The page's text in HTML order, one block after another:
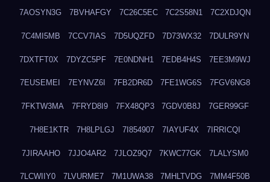
7AOSYN3G 7BVHAFGY 7C26C5EC 7C2S58N1 7C2XDJQN
7C4MI5MB 7CCV7IAS 7D5UQZFD 7D73WX32 7DULR9YN
7DXTFT0X 7DYZC5PF 7E0NDNH1 7EDB4H4S 7EE3M9WJ
7EUSEMEI 7EYNVZ6I 7FB2DR6D 7FE1WG6S 7FGV6NG8
7FKTW3MA 7FRYD8I9 7FX48QP3 7GDV0B8J 7GER99GF
7H8E1KTR 7H8LPLGJ 7I854907 7IAYUF4X 7IRRICQI
7JIRAAHO 7JJO4AR2 7JLOZ9Q7 7KWC77GK 7LALYSM0
7LCWIIY0 7LVURME7 7M1UWA38 7MHLTVDG 7MM4F50B